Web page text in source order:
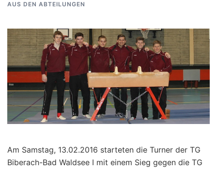
AUS DEN ABTEILUNGEN
Am Samstag, 13.02.2016 starteten die Turner der TG
Biberach-Bad Waldsee I mit einem Sieg gegen die TG